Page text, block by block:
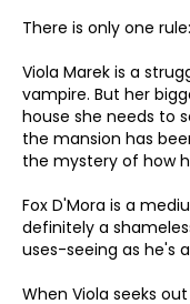
There is only one
Viola Marek is a
vampire. But her
house she needs to
the mansion has
the mystery of how
Fox D'Mora is a
definitely a
uses-seeing as he's
When Viola seeks